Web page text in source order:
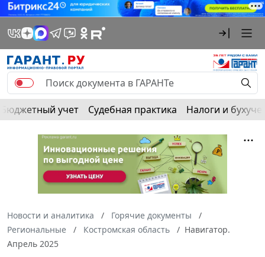
Бюджетный учет Судебная практика Налоги и
Новости и аналитика
Горячие документы
Региональные
Костромская область
Навигатор.
Апрель 2025